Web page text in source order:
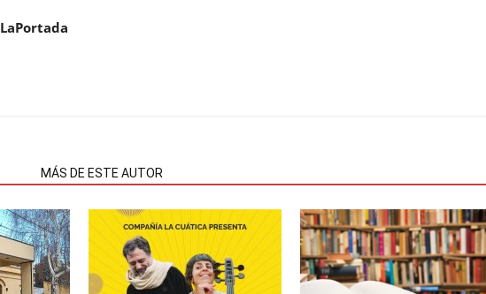
LaPortada
MÁS DE ESTE AUTOR